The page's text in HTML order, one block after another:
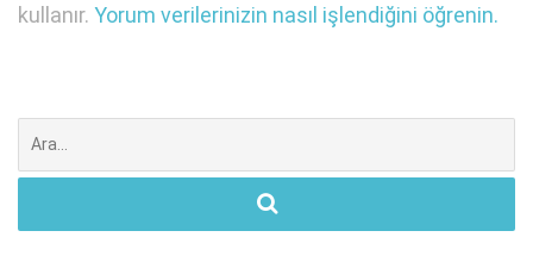
kullanır. Yorum verilerinizin nasıl işlendiğini öğrenin.
ara: